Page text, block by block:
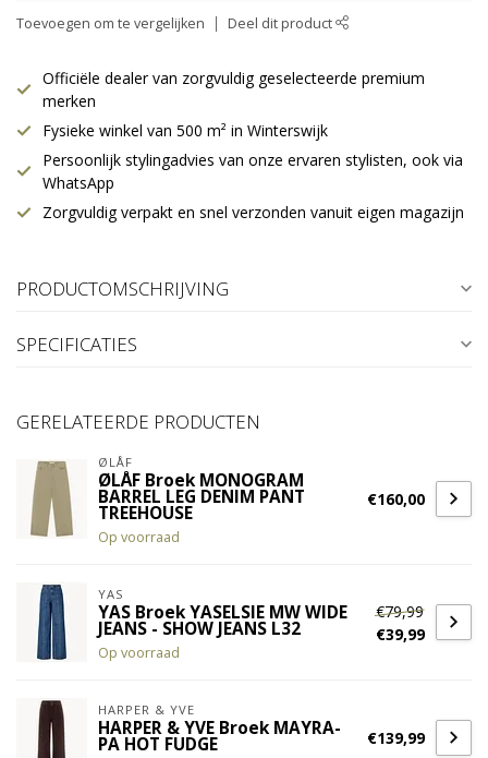
Toevoegen om te vergelijken Deel dit product
Officiële dealer van zorgvuldig geselecteerde premium
merken
Fysieke winkel van 500 m² in Winterswijk
Persoonlijk stylingadvies van onze ervaren stylisten, ook via
WhatsApp
Zorgvuldig verpakt en snel verzonden vanuit eigen magazijn
PRODUCTOMSCHRIJVING
SPECIFICATIES
GERELATEERDE PRODUCTEN
ØLÅF
ØLÅF Broek MONOGRAM
BARREL LEG DENIM PANT
TREEHOUSE
Op voorraad
€160,00
YAS
YAS Broek YASELSIE MW WIDE
JEANS - SHOW JEANS L32
Op voorraad
€79,99
€39,99
HARPER & YVE
HARPER & YVE Broek MAYRA-
PA HOT FUDGE €139,99